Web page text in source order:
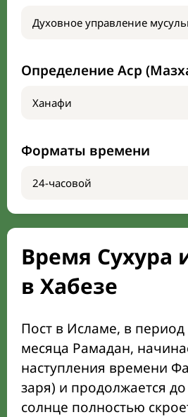
Определение Аср
Форматы времени
Время Сухура
в Хабезе
Пост в Исламе, в
месяца Рамадан,
наступления времени
заря) и продолжается
солнце полностью